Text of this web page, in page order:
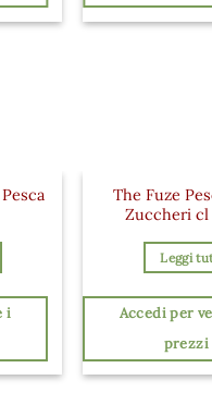
i
The Fuze
Zuccheri
Leggi
Accedi per
prezzi